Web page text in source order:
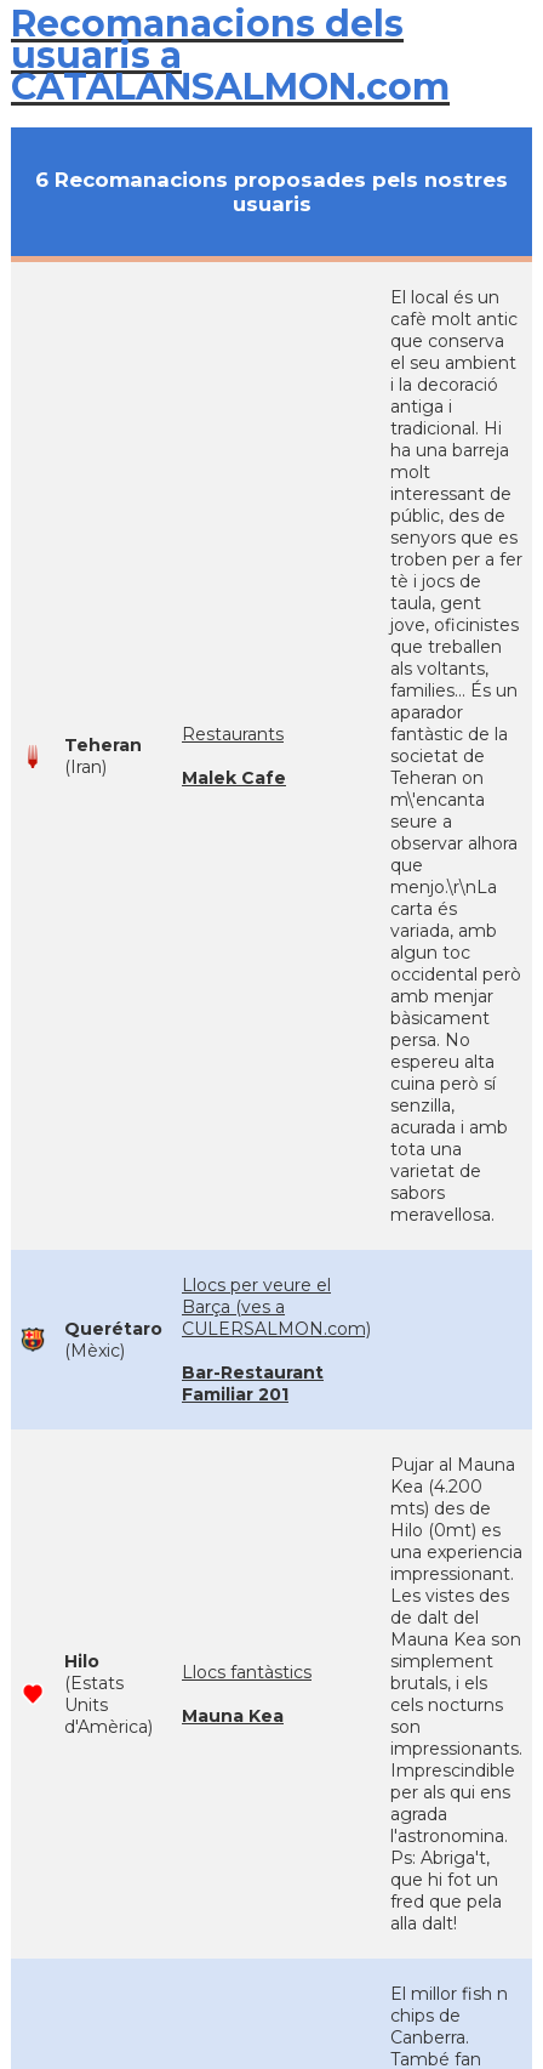
Recomanacions dels
usuaris a
CATALANSALMON.com
6 Recomanacions proposades pels nostres
usuaris
Teheran
(Iran)
Restaurants
Malek Cafe
El local és un
cafè molt antic
que conserva
el seu ambient
i la decoració
antiga i
tradicional. Hi
ha una barreja
molt
interessant de
públic, des de
senyors que es
troben per a fer
tè i jocs de
taula, gent
jove, oficinistes
que treballen
als voltants,
families... És un
aparador
fantàstic de la
societat de
Teheran on
m\'encanta
seure a
observar alhora
que
menjo.\r\nLa
carta és
variada, amb
algun toc
occidental però
amb menjar
bàsicament
persa. No
espereu alta
cuina però sí
senzilla,
acurada i amb
tota una
varietat de
sabors
meravellosa.
Querétaro
(Mèxic)
Llocs per veure el
Barça (ves a
CULERSALMON.com)
Bar-Restaurant
Familiar 201
Hilo
(Estats
Units
d'Amèrica)
Llocs fantàstics
Mauna Kea
Pujar al Mauna
Kea (4.200
mts) des de
Hilo (0mt) es
una experiencia
impressionant.
Les vistes des
de dalt del
Mauna Kea son
simplement
brutals, i els
cels nocturns
son
impressionants.
Imprescindible
per als qui ens
agrada
l'astronomina.
Ps: Abriga't,
que hi fot un
fred que pela
alla dalt!
El millor fish n
chips de
Canberra.
També fan